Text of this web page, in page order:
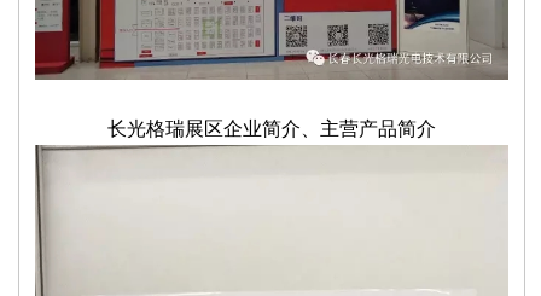
长光格瑞展区企业简介、主营产品简介